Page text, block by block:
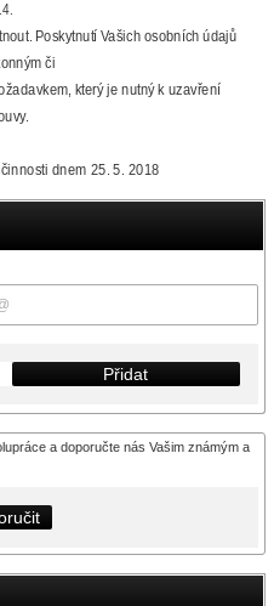
Přidat
a doporučte nás Vašim známým a
Poskytnutí Vašich osobních údajů
či
který je nutný k uzavření
dnem 25. 5. 2018